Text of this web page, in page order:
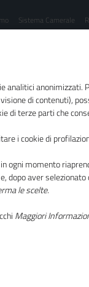
Sistema Camerale
Bigucci Livio
analitici anonimizzati.
di contenuti),
di terze parti che
i cookie di
ogni momento
e, dopo aver
le scelte.
Maggiori